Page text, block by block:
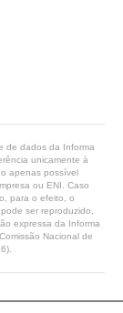
de dados da Informa
unicamente à
apenas possível
ou ENI. Caso
para o efeito, o
ser reproduzido,
expressa da Informa
Nacional de